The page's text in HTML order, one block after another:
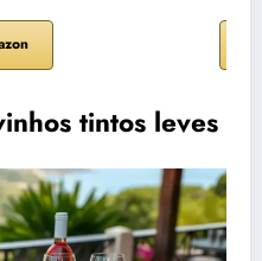
tintos leves